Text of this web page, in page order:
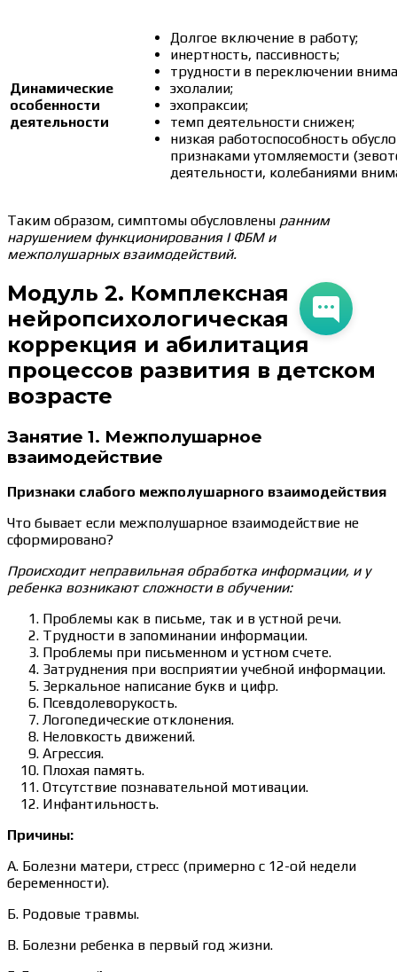
Динамические
особенности
деятельности
Долгое включение в работу;
инертность, пассивность;
трудности в переключении
эхолалии;
эхопраксии;
темп деятельности снижен;
низкая работоспособность
признаками утомляемости
деятельности, колебаниями
Таким образом, симптомы обусловлены ранним
нарушением функционирования I ФБМ и
межполушарных взаимодействий.
Модуль 2. Комплексная
нейропсихологическая
коррекция и абилитация
процессов развития в детском
возрасте
Занятие 1. Межполушарное
взаимодействие
Признаки слабого межполушарного взаимодействия
Что бывает если межполушарное взаимодействие не
сформировано?
Происходит неправильная обработка информации, и у
ребенка возникают сложности в обучении:
Проблемы как в письме, так и в устной речи.
Трудности в запоминании информации.
Проблемы при письменном и устном счете.
Затруднения при восприятии учебной информации.
Зеркальное написание букв и цифр.
Псевдолеворукость.
Логопедические отклонения.
Неловкость движений.
Агрессия.
Плохая память.
Отсутствие познавательной мотивации.
Инфантильность.
Причины:
А. Болезни матери, стресс (примерно с 12-ой недели
беременности).
Б. Родовые травмы.
В. Болезни ребенка в первый год жизни.